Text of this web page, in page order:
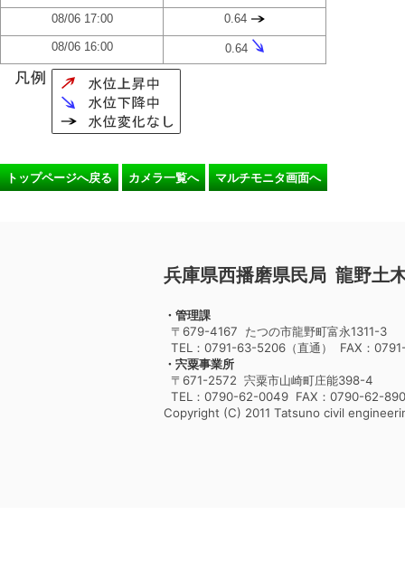
08/06 17:00 0.64
08/06 16:00 0.64
トップページへ戻る カメラ一覧へ マルチモニタ画面へ
兵庫県西播磨県民局 龍野土
・管理課
〒679-4167 たつの市龍野町富永1311-3
TEL：0791-63-5206（直通） FAX：
・宍粟事業所
〒671-2572 宍粟市山崎町庄能398-4
TEL：0790-62-0049 FAX：0790-62-
Copyright (C) 2011 Tatsuno civil